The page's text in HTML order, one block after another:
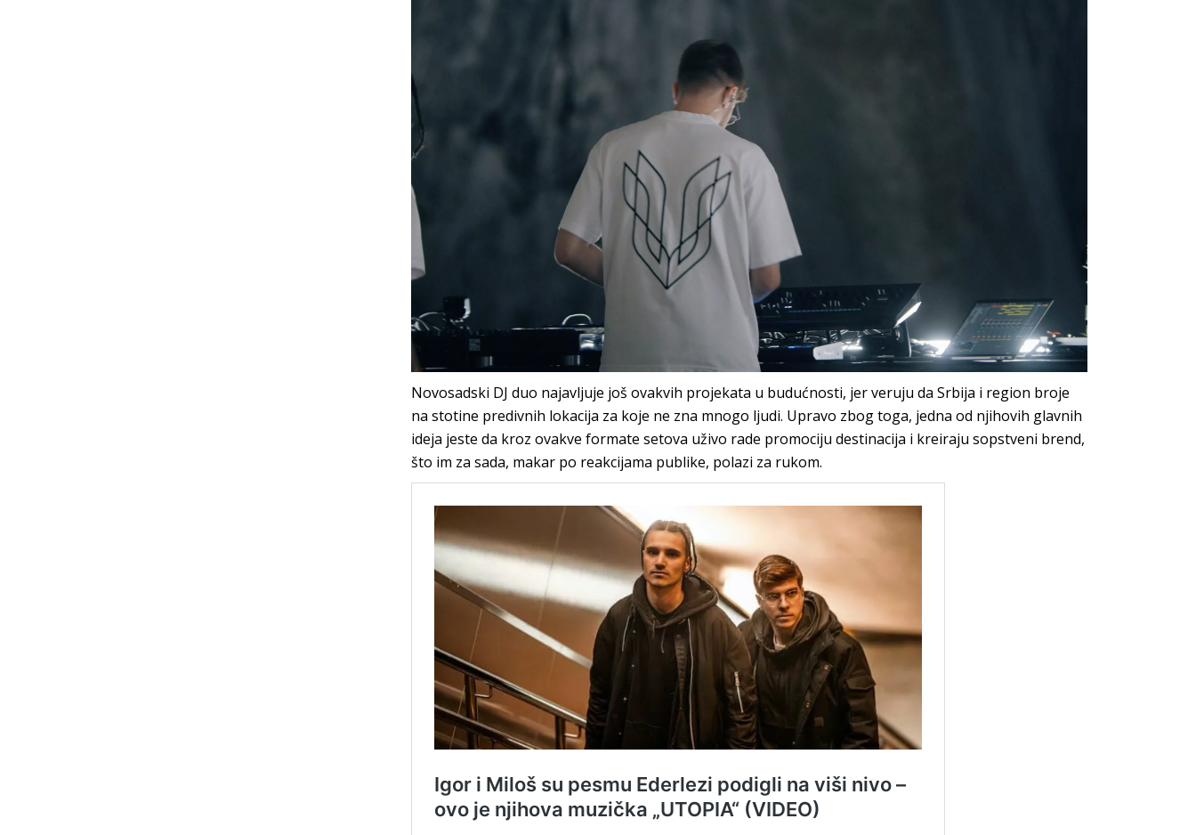
Novosadski DJ duo najavljuje još ovakvih projekata u budućnosti, jer veruju da Srbija i region broje
na stotine predivnih lokacija za koje ne zna mnogo ljudi. Upravo zbog toga, jedna od njihovih glavnih
ideja jeste da kroz ovakve formate setova uživo rade promociju destinacija i kreiraju sopstveni brend,
što im za sada, makar po reakcijama publike, polazi za rukom.